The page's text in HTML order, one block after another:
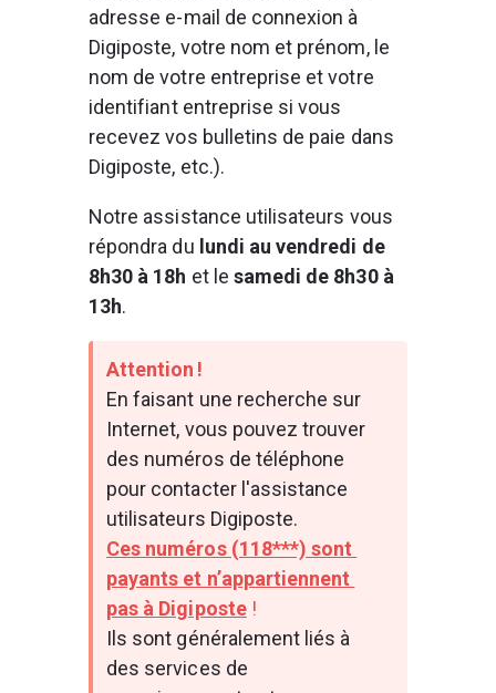
adresse e-mail de connexion à
Digiposte, votre nom et prénom, le
nom de votre entreprise et votre
identifiant entreprise si vous
recevez vos bulletins de paie dans
Digiposte, etc.).
Notre assistance utilisateurs vous
répondra du lundi au vendredi de
8h30 à 18h et le samedi de 8h30 à
13h.
Attention !
En faisant une recherche sur
Internet, vous pouvez trouver
des numéros de téléphone
pour contacter l'assistance
utilisateurs Digiposte.
Ces numéros (118***) sont
payants et n’appartiennent
pas à Digiposte !
Ils sont généralement liés à
des services de